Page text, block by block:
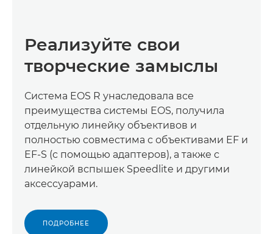
Реализуйте свои
творческие замыслы
Система EOS R унаследовала все
преимущества системы EOS, получила
отдельную линейку объективов и
полностью совместима с объективами EF и
EF-S (с помощью адаптеров), а также с
линейкой вспышек Speedlite и другими
аксессуарами.
ПОДРОБНЕЕ